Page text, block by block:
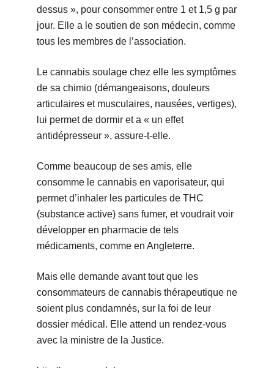
dessus », pour consommer entre 1 et 1,5 g par
jour. Elle a le soutien de son médecin, comme
tous les membres de l’association.
Le cannabis soulage chez elle les symptômes
de sa chimio (démangeaisons, douleurs
articulaires et musculaires, nausées, vertiges),
lui permet de dormir et a « un effet
antidépresseur », assure-t-elle.
Comme beaucoup de ses amis, elle
consomme le cannabis en vaporisateur, qui
permet d’inhaler les particules de THC
(substance active) sans fumer, et voudrait voir
développer en pharmacie de tels
médicaments, comme en Angleterre.
Mais elle demande avant tout que les
consommateurs de cannabis thérapeutique ne
soient plus condamnés, sur la foi de leur
dossier médical. Elle attend un rendez-vous
avec la ministre de la Justice.